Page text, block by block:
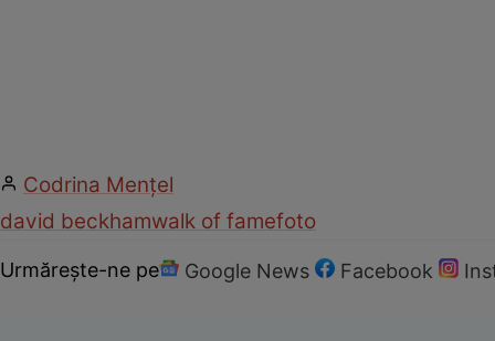
Codrina Mențel
david beckhamwalk of famefoto
Urmărește-ne pe Google News Facebook